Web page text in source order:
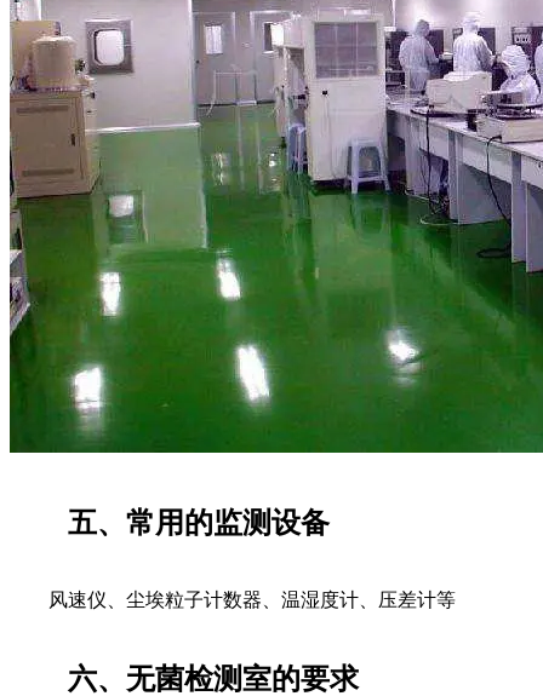
五、常用的监测设备
风速仪、尘埃粒子计数器、温湿度计、压差计等
六、无菌检测室的要求